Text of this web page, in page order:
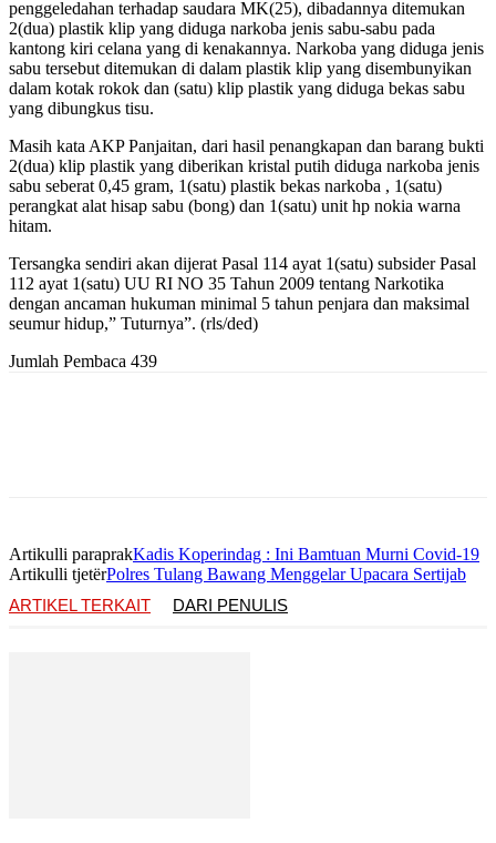
penggeledahan terhadap saudara MK(25), dibadannya ditemukan
2(dua) plastik klip yang diduga narkoba jenis sabu-sabu pada
kantong kiri celana yang di kenakannya. Narkoba yang diduga jenis
sabu tersebut ditemukan di dalam plastik klip yang disembunyikan
dalam kotak rokok dan (satu) klip plastik yang diduga bekas sabu
yang dibungkus tisu.
Masih kata AKP Panjaitan, dari hasil penangkapan dan barang bukti
2(dua) klip plastik yang diberikan kristal putih diduga narkoba jenis
sabu seberat 0,45 gram, 1(satu) plastik bekas narkoba , 1(satu)
perangkat alat hisap sabu (bong) dan 1(satu) unit hp nokia warna
hitam.
Tersangka sendiri akan dijerat Pasal 114 ayat 1(satu) subsider Pasal
112 ayat 1(satu) UU RI NO 35 Tahun 2009 tentang Narkotika
dengan ancaman hukuman minimal 5 tahun penjara dan maksimal
seumur hidup,” Tuturnya”. (rls/ded)
Jumlah Pembaca 439
Artikulli paraprakKadis Koperindag : Ini Bamtuan Murni Covid-19
Artikulli tjetërPolres Tulang Bawang Menggelar Upacara Sertijab
ARTIKEL TERKAIT
DARI PENULIS